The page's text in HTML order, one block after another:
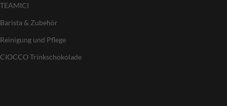
TEAMICI
Barista & Zubehör
Reinigung und Pflege
CIOCCO Trinkschokolade